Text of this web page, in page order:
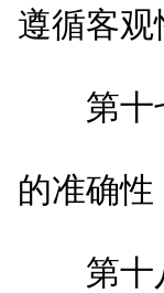
遵循客
第十七
的准确
第十八